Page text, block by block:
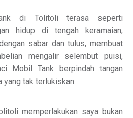
di Tolitoli terasa seperti
hidup di tengah keramaian;
sabar dan tulus, membuat
mengalir selembut puisi,
Mobil Tank berpindah tangan
yang tak terlukiskan.
memperlakukan saya bukan